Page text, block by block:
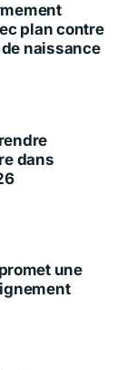
plan contre
naissance
dans
une